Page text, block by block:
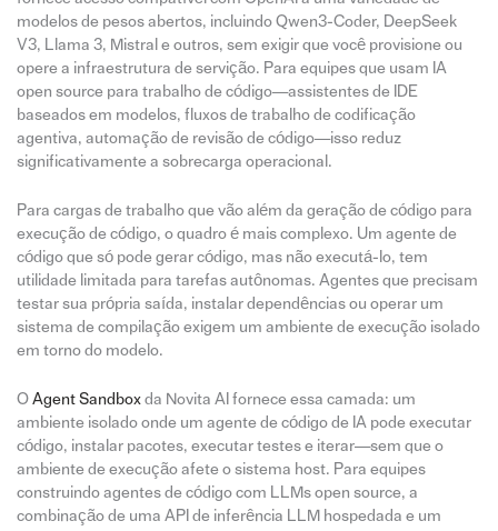
modelos de pesos abertos, incluindo Qwen3-Coder, DeepSeek
V3, Llama 3, Mistral e outros, sem exigir que você provisione ou
opere a infraestrutura de servição. Para equipes que usam IA
open source para trabalho de código—assistentes de IDE
baseados em modelos, fluxos de trabalho de codificação
agentiva, automação de revisão de código—isso reduz
significativamente a sobrecarga operacional.
Para cargas de trabalho que vão além da geração de código para
execução de código, o quadro é mais complexo. Um agente de
código que só pode gerar código, mas não executá-lo, tem
utilidade limitada para tarefas autônomas. Agentes que precisam
testar sua própria saída, instalar dependências ou operar um
sistema de compilação exigem um ambiente de execução isolado
em torno do modelo.
O Agent Sandboxda Novita AI fornece essa camada: um
ambiente isolado onde um agente de código de IA pode executar
código, instalar pacotes, executar testes e iterar—sem que o
ambiente de execução afete o sistema host. Para equipes
construindo agentes de código com LLMs open source, a
combinação de uma API de inferência LLM hospedada e um